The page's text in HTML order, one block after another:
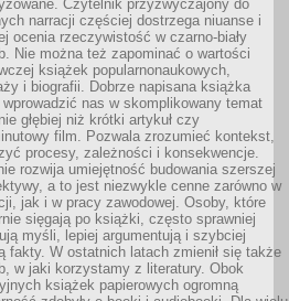
Czytelnik przyzwyczajony do
narracji częściej dostrzega niuanse i
ocenia rzeczywistość w czarno-biały
Nie można też zapominać o wartości
książek popularnonaukowych,
i biografii. Dobrze napisana książka
wprowadzić nas w skomplikowany temat
głębiej niż krótki artykuł czy
film. Pozwala zrozumieć kontekst,
procesy, zależności i konsekwencje.
rozwija umiejętność budowania szerszej
a to jest niezwykle cenne zarówno w
jak i w pracy zawodowej. Osoby, które
sięgają po książki, często sprawniej
myśli, lepiej argumentują i szybciej
fakty. W ostatnich latach zmienił się także
w jaki korzystamy z literatury. Obok
książek papierowych ogromną